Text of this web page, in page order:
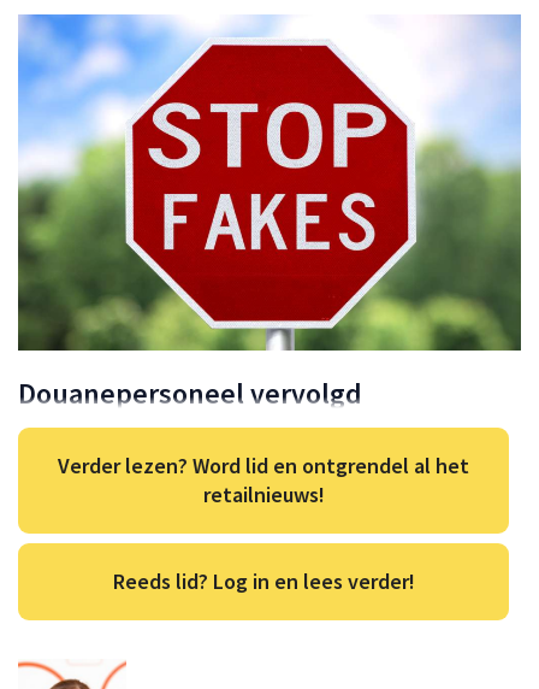
Douanepersoneel vervolgd
Verder lezen? Word lid en ontgrendel al het
retailnieuws!
Reeds lid? Log in en lees verder!